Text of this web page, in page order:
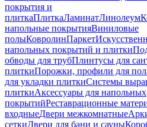
покрытия и
плиткаПлиткаЛаминатЛинолеум
напольные покрытияВиниловые
полыКовролинПаркет
напольных покрытий и плитки
обводы для трубПлинтусы для
плиткиПорожки, профили для
для укладки плиткиСистемы
плиткиАксессуары для напольных
покрытийРеставрационные
входныеДвери межкомнатные
сеткиДвери для бани и сауны